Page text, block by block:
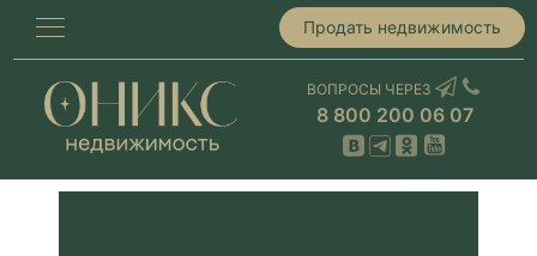
Продать недвижимость
ВОПРОСЫ ЧЕРЕЗ
8 800 200 06 07